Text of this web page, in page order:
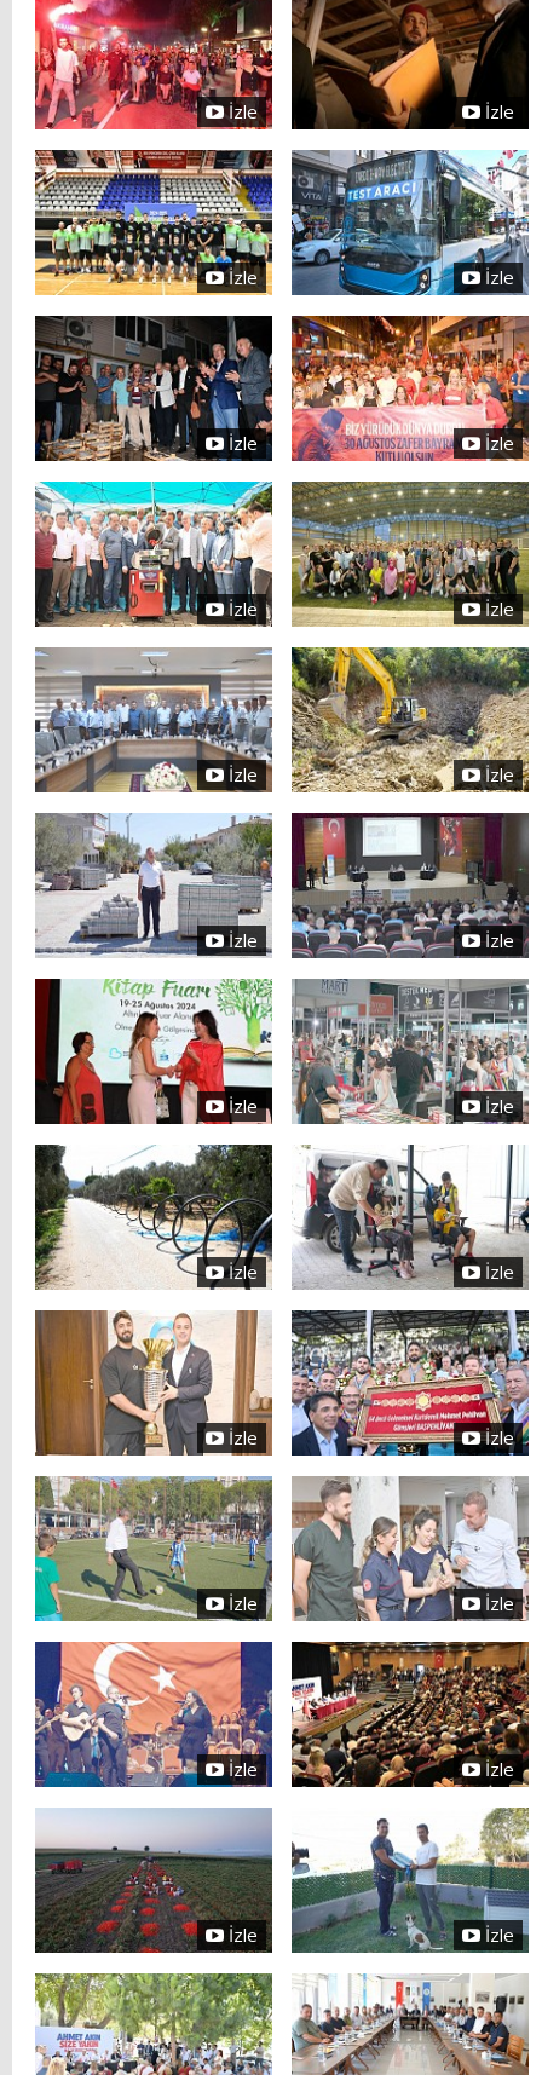
İzle İzle
İzle İzle
İzle İzle
İzle İzle
İzle İzle
İzle İzle
İzle İzle
İzle İzle
İzle İzle
İzle İzle
İzle İzle
İzle İzle